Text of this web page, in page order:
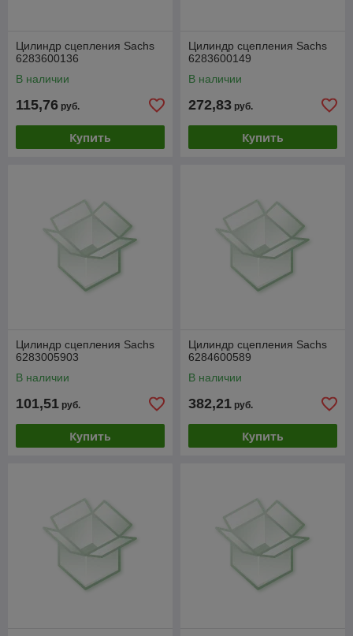
Цилиндр сцепления Sachs
6283600136
В наличии
115,76 руб.
Купить
Цилиндр сцепления Sachs
6283600149
В наличии
272,83 руб.
Купить
Цилиндр сцепления Sachs
6283005903
В наличии
101,51 руб.
Купить
Цилиндр сцепления Sachs
6284600589
В наличии
382,21 руб.
Купить